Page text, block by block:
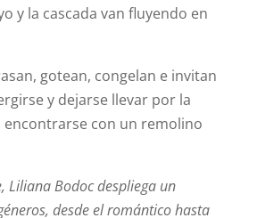
y la cascada van fluyendo en
gotean, congelan e invitan
y dejarse llevar por la
con un remolino
Liliana Bodoc despliega un
desde el romántico hasta